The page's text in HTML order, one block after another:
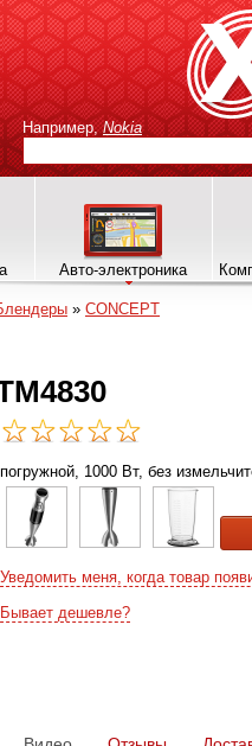
Например, Nokia
Авто-электроника
» CONCEPT
погружной, 1000 Вт, без
Уведомить меня, когда товар
Бывает дешевле?